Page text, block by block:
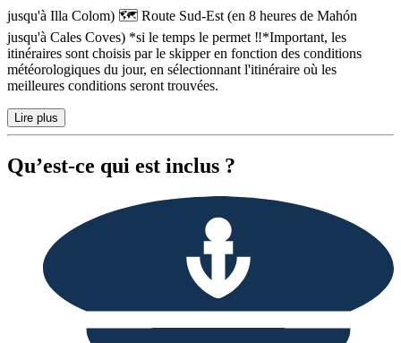
jusqu'à Illa Colom) 🗺️ Route Sud-Est (en 8 heures de Mahón
jusqu'à Cales Coves) *si le temps le permet ‼️*Important, les
itinéraires sont choisis par le skipper en fonction des conditions
météorologiques du jour, en sélectionnant l'itinéraire où les
meilleures conditions seront trouvées.
Lire plus
Qu’est-ce qui est inclus ?